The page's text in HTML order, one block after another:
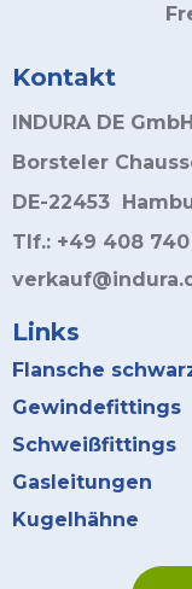
Kontakt
INDURA DE GmbH
Borsteler
DE-22453
Tlf.: +49 408
Links
Flansche
Gewindefittings
Schweißfittings
Gasleitungen
Kugelhähne